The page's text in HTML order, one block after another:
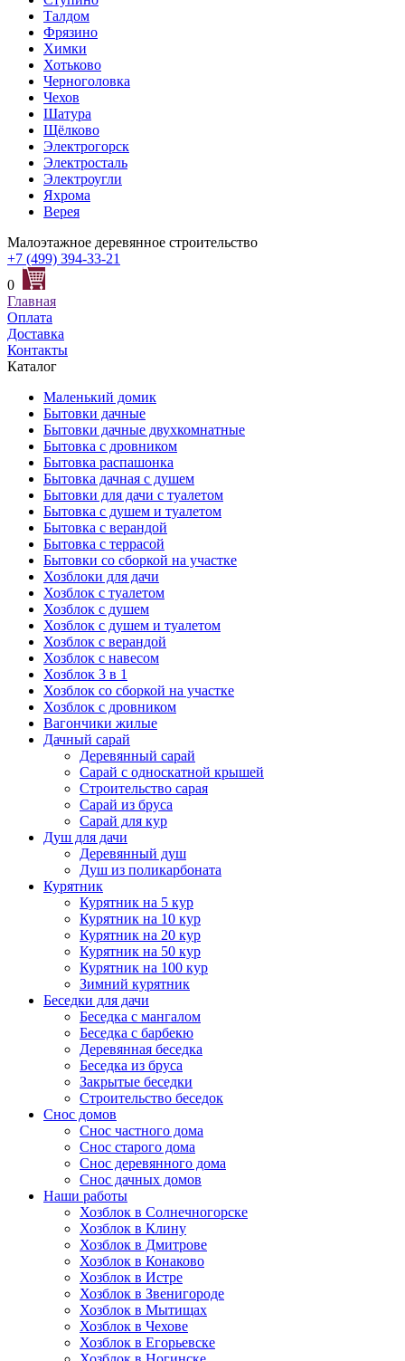
Талдом
Фрязино
Химки
Хотьково
Черноголовка
Чехов
Шатура
Щёлково
Электрогорск
Электросталь
Электроугли
Яхрома
Верея
Малоэтажное деревянное строительство
+7 (499) 394-33-21
0
Главная
Оплата
Доставка
Контакты
Каталог
Маленький домик
Бытовки дачные
Бытовки дачные двухкомнатные
Бытовка с дровником
Бытовка распашонка
Бытовка дачная с душем
Бытовки для дачи с туалетом
Бытовка с душем и туалетом
Бытовка с верандой
Бытовка с террасой
Бытовки со сборкой на участке
Хозблоки для дачи
Хозблок с туалетом
Хозблок с душем
Хозблок с душем и туалетом
Хозблок с верандой
Хозблок с навесом
Хозблок 3 в 1
Хозблок со сборкой на участке
Хозблок с дровником
Вагончики жилые
Дачный сарай
Деревянный сарай
Cарай с односкатной крышей
Строительство сарая
Сарай из бруса
Сарай для кур
Душ для дачи
Деревянный душ
Душ из поликарбоната
Курятник
Курятник на 5 кур
Курятник на 10 кур
Курятник на 20 кур
Курятник на 50 кур
Курятник на 100 кур
Зимний курятник
Беседки для дачи
Беседка с мангалом
Беседка с барбекю
Деревянная беседка
Беседка из бруса
Закрытые беседки
Строительство беседок
Снос домов
Снос частного дома
Снос старого дома
Снос деревянного дома
Снос дачных домов
Наши работы
Хозблок в Солнечногорске
Хозблок в Клину
Хозблок в Дмитрове
Хозблок в Конаково
Хозблок в Истре
Хозблок в Звенигороде
Хозблок в Мытищах
Хозблок в Чехове
Хозблок в Егорьевске